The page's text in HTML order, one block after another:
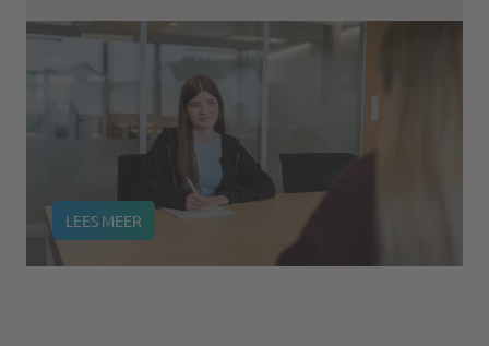
LEES MEER